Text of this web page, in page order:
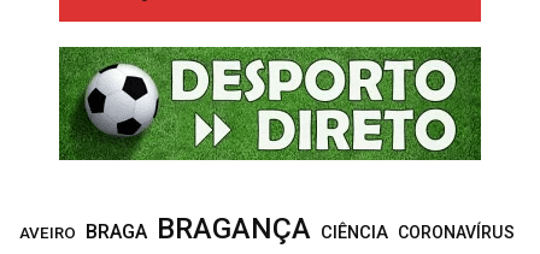
AVEIRO BRAGA BRAGANÇA CIÊNCIA CORONAVÍRUS